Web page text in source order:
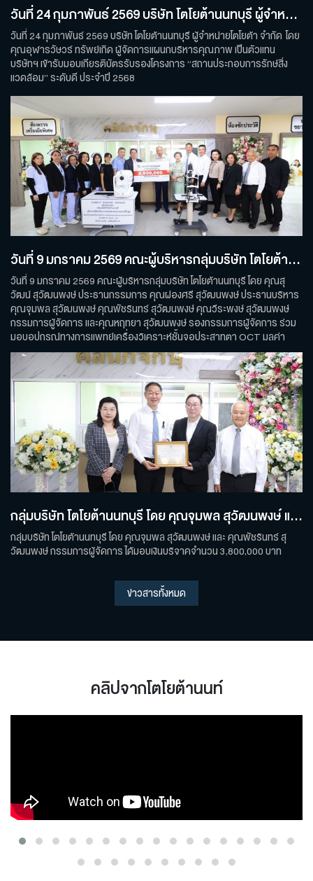
วันที่ 24 กุมภาพันธ์ 2569 บริษัท โตโยต้านนทบุรี ผู้จำหน่ายโตโยต้า
วันที่ 24 กุมภาพันธ์ 2569 บริษัท โตโยต้านนทบุรี ผู้จำหน่ายโตโยต้า จำกัด โดย
คุณอุฬารวัษวร์ ทรัพย์เกิด ผู้จัดการแผนกบริหารคุณภาพ เป็นตัวแทน
บริษัทฯ เข้ารับมอบเกียรติบัตรรับรองโครงการ “สถานประกอบการรักษ์สิ่ง
แวดล้อม” ระดับดี ประจำปี 2568
วันที่ 9 มกราคม 2569 คณะผู้บริหารกลุ่มบริษัท โตโยต้านนทบุรี
วันที่ 9 มกราคม 2569 คณะผู้บริหารกลุ่มบริษัท โตโยต้านนทบุรี โดย คุณสุ
วัฒน์ สุวัฒนพงษ์ ประธานกรรมการ คุณผ่องศรี สุวัฒนพงษ์ ประธานบริหาร
คุณจุมพล สุวัฒนพงษ์ คุณพัชรินทร์ สุวัฒนพงษ์ คุณวีระพงษ์ สุวัฒนพงษ์
กรรมการผู้จัดการ และคุณหฤทยา สุวัฒนพงษ์ รองกรรมการผู้จัดการ ร่วม
มอบอุปกรณ์ทางการเเพทย์เครื่องวิเคราะห์ชั้นจอประสาทตา OCT มูลค่า
3,800,000 บาท
กลุ่มบริษัท โตโยต้านนทบุรี โดย คุณจุมพล สุวัฒนพงษ์ และ คุณพัชรินทร์ สุวัฒนพงษ์ กรรมการผู้จัดการ ได้มอบเงินบริจาคจำนวน 3,800,000 บาท
กลุ่มบริษัท โตโยต้านนทบุรี โดย คุณจุมพล สุวัฒนพงษ์ และ คุณพัชรินทร์ สุ
วัฒนพงษ์ กรรมการผู้จัดการ ได้มอบเงินบริจาคจำนวน 3,800,000 บาท
ข่าวสารทั้งหมด
คลิปจากโตโยต้านนท์